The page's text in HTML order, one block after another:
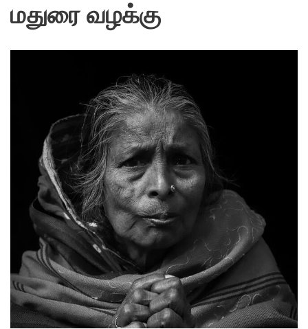
மதுரை வழக்கு